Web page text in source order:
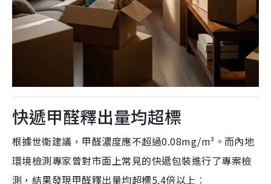
快遞甲醛釋出量均超標
根據世衛建議，甲醛濃度應不超過0.08mg/m³。而內地
環境檢測專家曾對市面上常見的快遞包裝進行了專案檢
測，結果發現甲醛釋出量均超標5.4倍以上︰